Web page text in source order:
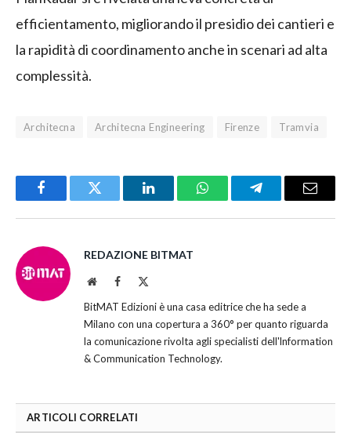
efficientamento, migliorando il presidio dei cantieri e
la rapidità di coordinamento anche in scenari ad alta
complessità.
Architecna Architecna Engineering Firenze Tramvia
FacebookTwitter LinkedInWhatsAppTelegramEmail
REDAZIONE BITMAT
WebsiteFacebook
BitMAT Edizioni è una casa editrice che ha sede a
Milano con una copertura a 360° per quanto riguarda
la comunicazione rivolta agli specialisti dell'lnformation
& Communication Technology.
ARTICOLI CORRELATI